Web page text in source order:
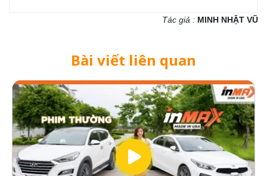
Tác giả : MINH NHẬT VŨ
Bài viết liên quan